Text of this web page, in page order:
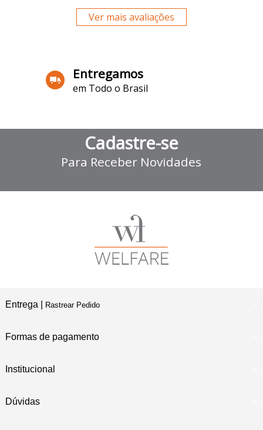
Ver mais avaliações
Entregamos
em Todo o Brasil
Cadastre-se
Para Receber Novidades
Entrega | Rastrear Pedido
Formas de pagamento
Institucional
Dúvidas